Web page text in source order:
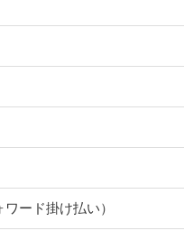
ード掛け払い）